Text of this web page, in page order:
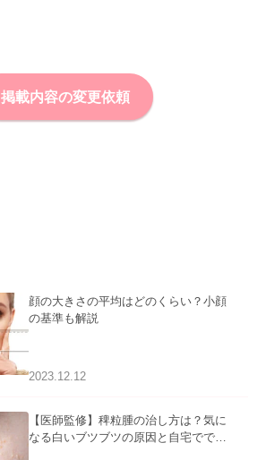
掲載内容の変更依頼
顔の大きさの平均はどのくらい？小顔
の基準も解説
2023.12.12
【医師監修】稗粒腫の治し方は？気に
なる白いブツブツの原因と自宅ででき